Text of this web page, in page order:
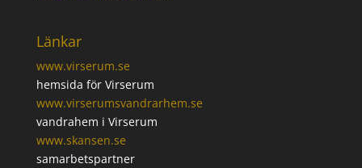
Länkar
www.virserum.se
hemsida för Virserum
www.virserumsvandrarhem.se
vandrahem i Virserum
www.skansen.se
samarbetspartner